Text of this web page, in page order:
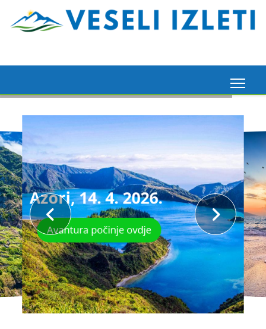
Azori, 14. 4. 2026.
Avantura počinje ovdje